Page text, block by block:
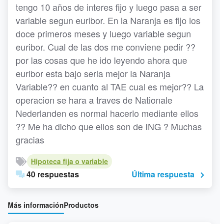
tengo 10 años de interes fijo y luego pasa a ser
variable segun euribor. En la Naranja es fijo los
doce primeros meses y luego variable segun
euribor. Cual de las dos me conviene pedir ??
por las cosas que he ido leyendo ahora que
euribor esta bajo seria mejor la Naranja
Variable?? en cuanto al TAE cual es mejor?? La
operacion se hara a traves de Nationale
Nederlanden es normal hacerlo mediante ellos
?? Me ha dicho que ellos son de ING ? Muchas
gracias
Hipoteca fija o variable
40 respuestas Última respuesta
Más informaciónProductos